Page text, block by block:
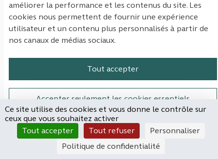
améliorer la performance et les contenus du site. Les
cookies nous permettent de fournir une expérience
utilisateur et un contenu plus personnalisés à partir de
nos canaux de médias sociaux.
Tout accepter
Accepter seulement les cookies essentiels
Paramètres
CRÉÉ LE
18/03/2022
20 20 ABONNÉS
SUIVRE
LE FINANCEMENT DE
32 5
Audit sur l'utilisation de cabinets de
conseils par l'Etat
Martin Stéphane
RETENUE
Voici quelques questions pouvant être utiles
Ce site utilise des cookies et vous donne le contrôle sur
ceux que vous souhaitez activer
Tout accepter
Tout refuser
Personnaliser
Politique de confidentialité